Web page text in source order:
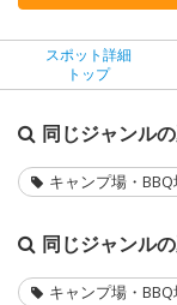
スポット詳細
トップ
同じジャンル
キャンプ場・
同じジャンル
キャンプ場・